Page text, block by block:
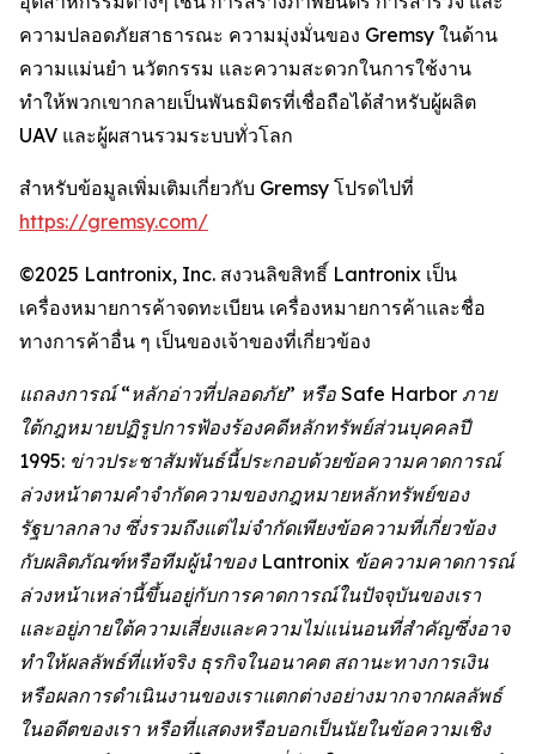
ความปลอดภัยสาธารณะ ความมุ่งมั่นของ Gremsy ในด้าน
ความแม่นยำ นวัตกรรม และความสะดวกในการใช้งาน
ทำให้พวกเขากลายเป็นพันธมิตรที่เชื่อถือได้สำหรับผู้ผลิต
UAV และผู้ผสานรวมระบบทั่วโลก
สำหรับข้อมูลเพิ่มเติมเกี่ยวกับ Gremsy โปรดไปที่
https://gremsy.com/
©2025 Lantronix, Inc. สงวนลิขสิทธิ์ Lantronix เป็น
เครื่องหมายการค้าจดทะเบียน เครื่องหมายการค้าและชื่อ
ทางการค้าอื่น ๆ เป็นของเจ้าของที่เกี่ยวข้อง
แถลงการณ์ “หลักอ่าวที่ปลอดภัย” หรือ Safe Harbor ภาย
ใต้กฎหมายปฏิรูปการฟ้องร้องคดีหลักทรัพย์ส่วนบุคคลปี
1995: ข่าวประชาสัมพันธ์นี้ประกอบด้วยข้อความคาดการณ์
ล่วงหน้าตามคำจำกัดความของกฎหมายหลักทรัพย์ของ
รัฐบาลกลาง ซึ่งรวมถึงแต่ไม่จำกัดเพียงข้อความที่เกี่ยวข้อง
กับผลิตภัณฑ์หรือทีมผู้นำของ Lantronix ข้อความคาดการณ์
ล่วงหน้าเหล่านี้ขึ้นอยู่กับการคาดการณ์ในปัจจุบันของเรา
และอยู่ภายใต้ความเสี่ยงและความไม่แน่นอนที่สำคัญซึ่งอาจ
ทำให้ผลลัพธ์ที่แท้จริง ธุรกิจในอนาคต สถานะทางการเงิน
หรือผลการดำเนินงานของเราแตกต่างอย่างมากจากผลลัพธ์
ในอดีตของเรา หรือที่แสดงหรือบอกเป็นนัยในข้อความเชิง